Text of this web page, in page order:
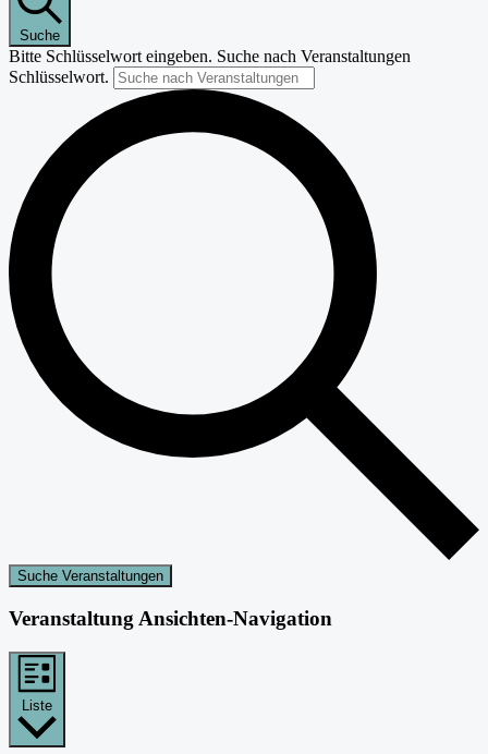
Suche
Bitte Schlüsselwort eingeben. Suche nach Veranstaltungen
Schlüsselwort.
Suche Veranstaltungen
Veranstaltung Ansichten-Navigation
Liste